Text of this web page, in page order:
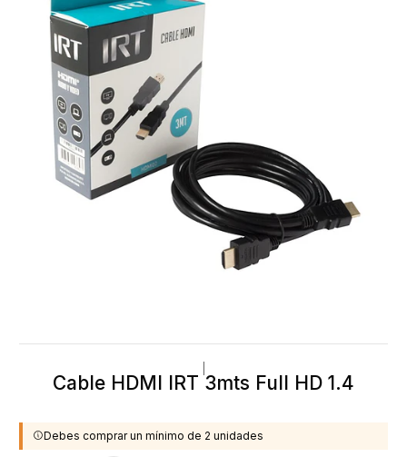
Cable HDMI IRT 3mts Full HD 1.4
Debes comprar un mínimo de 2 unidades